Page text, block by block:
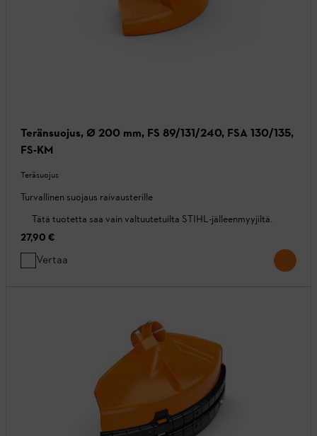
Teränsuojus, Ø 200 mm, FS 89/131/240, FSA 130/135,
FS-KM
Teräsuojus
Turvallinen suojaus raivausterille
Tätä tuotetta saa vain valtuutetuilta STIHL-jälleenmyyjiltä.
27,90 €
Vertaa